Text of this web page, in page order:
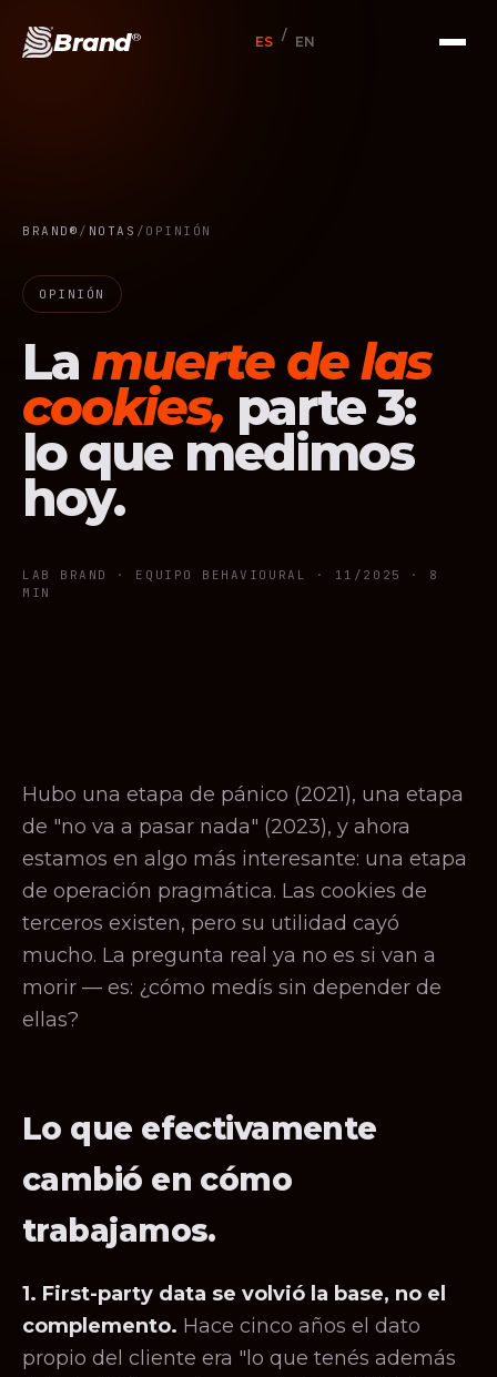
Brand® ES / EN
BRAND® / NOTAS / OPINIÓN
OPINIÓN
La muerte de las
cookies, parte 3:
lo que medimos
hoy.
LAB BRAND · EQUIPO BEHAVIOURAL · 11/2025
· 8
MIN
Hubo una etapa de pánico (2021), una etapa
de "no va a pasar nada" (2023), y ahora
estamos en algo más interesante: una etapa
de operación pragmática. Las cookies de
terceros existen, pero su utilidad cayó
mucho. La pregunta real ya no es si van a
morir — es: ¿cómo medís sin depender de
ellas?
Lo que efectivamente
cambió en cómo
trabajamos.
1. First-party data se volvió la base, no el
complemento. Hace cinco años el dato
propio del cliente era "lo que tenés además